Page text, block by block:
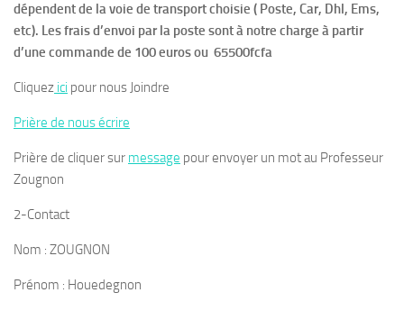
dépendent de la voie de transport choisie ( Poste, Car, Dhl, Ems,
etc). Les frais d’envoi par la poste sont à notre charge à partir
d’une commande de 100 euros ou 65500fcfa
Cliquez ici pour nous Joindre
Prière de nous écrire
Prière de cliquer sur message pour envoyer un mot au Professeur
Zougnon
2-Contact
Nom : ZOUGNON
Prénom : Houedegnon